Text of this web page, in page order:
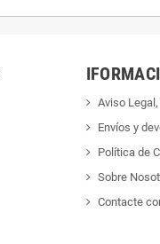
Aviso
Envíos y
Política de
Sobre
Contacte